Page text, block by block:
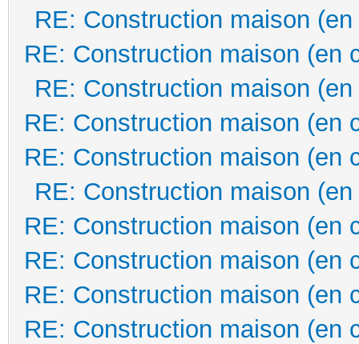
RE: Construction maison
RE: Construction maison (en
RE: Construction maison
RE: Construction maison (en
RE: Construction maison (en
RE: Construction maison
RE: Construction maison (en
RE: Construction maison (en
RE: Construction maison (en
RE: Construction maison (en